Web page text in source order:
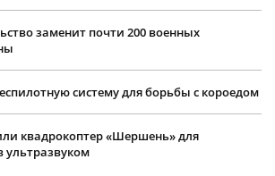
заменит почти 200 военных
систему для борьбы с короедом
квадрокоптер «Шершень» для
ультразвуком